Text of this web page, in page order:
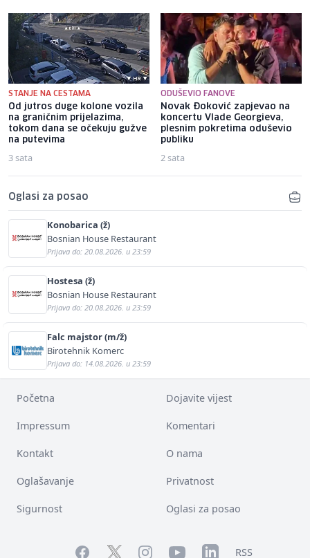
STANJE NA CESTAMA
Od jutros duge kolone vozila
na graničnim prijelazima,
tokom dana se očekuju gužve
na putevima
3 sata
ODUŠEVIO FANOVE
Novak Đoković zapjevao na
koncertu Vlade Georgieva,
plesnim pokretima oduševio
publiku
2 sata
Oglasi za posao
Konobarica (ž)
Bosnian House Restaurant
Prijava do: 20.08.2026. u 23:59
Hostesa (ž)
Bosnian House Restaurant
Prijava do: 20.08.2026. u 23:59
Falc majstor (m/ž)
Birotehnik Komerc
Prijava do: 14.08.2026. u 23:59
Početna Dojavite vijest
Impressum Komentari
Kontakt O nama
Oglašavanje Privatnost
Sigurnost Oglasi za posao
FacebookTwitterInstagramYouTubeLinkedInRSS